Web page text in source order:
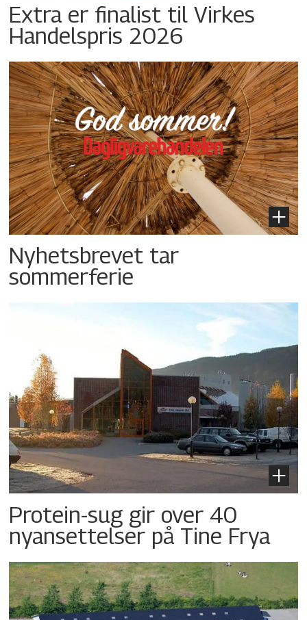
Extra er finalist til Virkes
Handelspris 2026
Nyhetsbrevet tar
sommerferie
Protein-sug gir over 40
nyansettelser på Tine Frya